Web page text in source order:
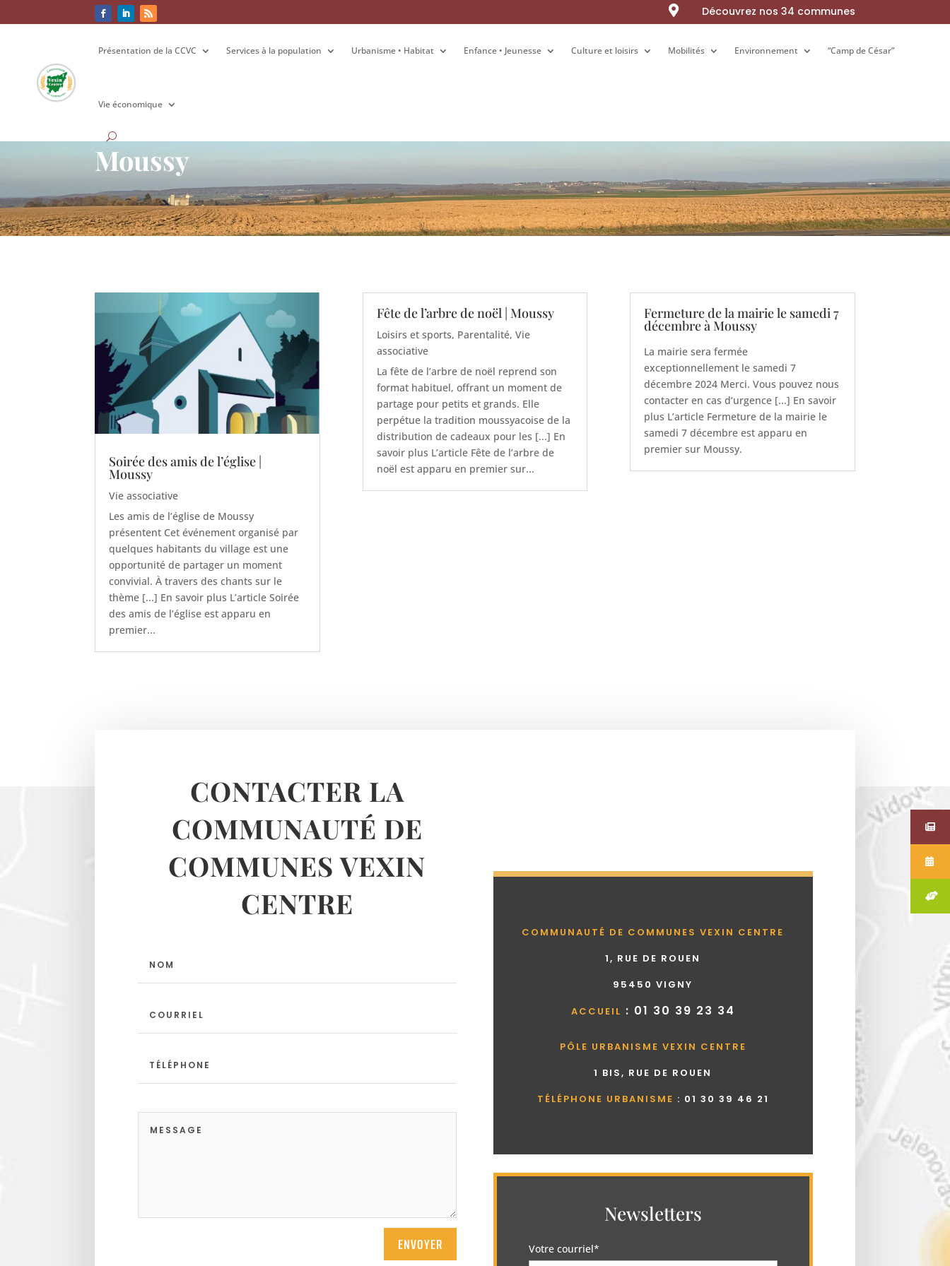
 Découvrez nos 34 communes
Présentation de la CCVC Services à la population Urbanisme • Habitat Enfance • Jeunesse Culture et loisirs Mobilités Environnement “Camp de César”
Vie économique
Présentation de la CCVC Services à la population Urbanisme • Habitat Enfance • Jeunesse Culture et loisirs Mobilités Environnement “Camp de César”
Vie économique
Moussy
Soirée des amis de l’église |
Moussy
Vie associative
Les amis de l’église de Moussy
présentent Cet événement organisé par
quelques habitants du village est une
opportunité de partager un moment
convivial. À travers des chants sur le
thème [...] En savoir plus L’article Soirée
des amis de l’église est apparu en
premier...
Fête de l’arbre de noël | Moussy
Loisirs et sports, Parentalité, Vie
associative
La fête de l’arbre de noël reprend son
format habituel, offrant un moment de
partage pour petits et grands. Elle
perpétue la tradition moussyacoise de la
distribution de cadeaux pour les [...] En
savoir plus L’article Fête de l’arbre de
noël est apparu en premier sur...
Fermeture de la mairie le samedi 7
décembre à Moussy
La mairie sera fermée
exceptionnellement le samedi 7
décembre 2024 Merci. Vous pouvez nous
contacter en cas d’urgence [...] En savoir
plus L’article Fermeture de la mairie le
samedi 7 décembre est apparu en
premier sur Moussy.
CONTACTER LA
COMMUNAUTÉ DE
COMMUNES VEXIN
CENTRE
ENVOYER
COMMUNAUTÉ DE COMMUNES VEXIN CENTRE
1, RUE DE ROUEN
95450 VIGNY
ACCUEIL : 01 30 39 23 34
PÔLE URBANISME VEXIN CENTRE
1 BIS, RUE DE ROUEN
TÉLÉPHONE URBANISME : 01 30 39 46 21
Newsletters
Votre courriel*